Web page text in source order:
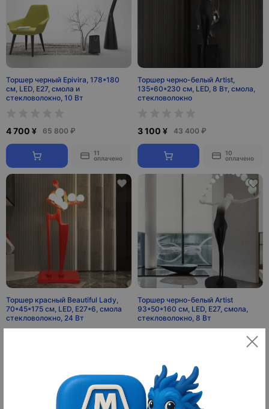
Торшер черный Epivira, 178*180
см, LED, Е27, смола и
стекловолокно, 10 Вт
4 700 ¥ 65 800 ₽
11
оплачено
Торшер черно-белый Artist,
135*60*230 см, LED, 8 Вт, смола,
стекловолокно
3 100 ¥ 43 400 ₽
10
оплачено
Торшер красный Beautiful Lady,
70*45*175 см, LED, Е27*6, смола
стекловолокно, 24 Вт
10
оплачено
Торшер черно-белый Artist
93*50*160 см, LED, E27, смола,
стекловолокно, 8 Вт